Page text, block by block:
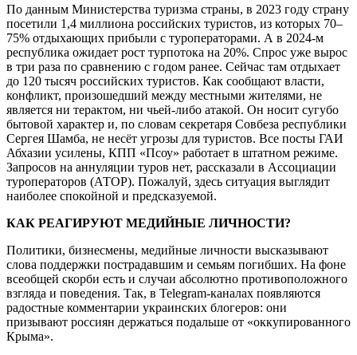
По данным Министерства туризма страны, в 2023 году страну
посетили 1,4 миллиона российских туристов, из которых 70–
75% отдыхающих прибыли с туроператорами. А в 2024-м
республика ожидает рост турпотока на 20%. Спрос уже вырос
в три раза по сравнению с годом ранее. Сейчас там отдыхает
до 120 тысяч российских туристов. Как сообщают власти,
конфликт, произошедший между местными жителями, не
является ни терактом, ни чьей-либо атакой. Он носит сугубо
бытовой характер и, по словам секретаря Совбеза республики
Сергея Шамба, не несёт угрозы для туристов. Все посты ГАИ
Абхазии усилены, КПП «Псоу» работает в штатном режиме.
Запросов на аннуляции туров нет, рассказали в Ассоциации
туроператоров (АТОР). Пожалуй, здесь ситуация выглядит
наиболее спокойной и предсказуемой.
КАК РЕАГИРУЮТ МЕДИЙНЫЕ ЛИЧНОСТИ?
Политики, бизнесмены, медийные личности высказывают
слова поддержки пострадавшим и семьям погибших. На фоне
всеобщей скорби есть и случаи абсолютно противоположного
взгляда и поведения. Так, в Telegram-каналах появляются
радостные комментарии украинских блогеров: они
призывают россиян держаться подальше от «оккупированного
Крыма».